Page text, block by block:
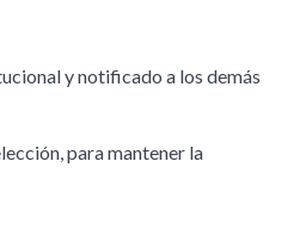
y notificado a los demás
para mantener la